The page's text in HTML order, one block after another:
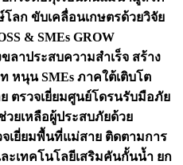
ลก ขับเคลื่อนเกษตรด้วยวิจัย
& SMEs GROW
ลาประสบความสำเร็จ สร้าง
หนุน SMEs ภาคใต้เติบโต
ย ตรวจเยี่ยมศูนย์โดรนรับมือภัย
วยเหลือผู้ประสบภัยด้วย
จเยี่ยมพื้นที่แม่สาย ติดตามการ
ะเทคโนโลยีเสริมคันกั้นน้ำ ยก